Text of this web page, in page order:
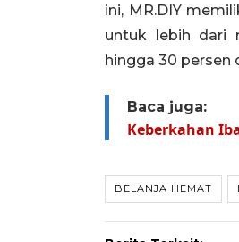
ini, MR.DIY
untuk lebih dari
hingga 30 persen
Baca juga:
Keberkahan
BELANJA HEMAT